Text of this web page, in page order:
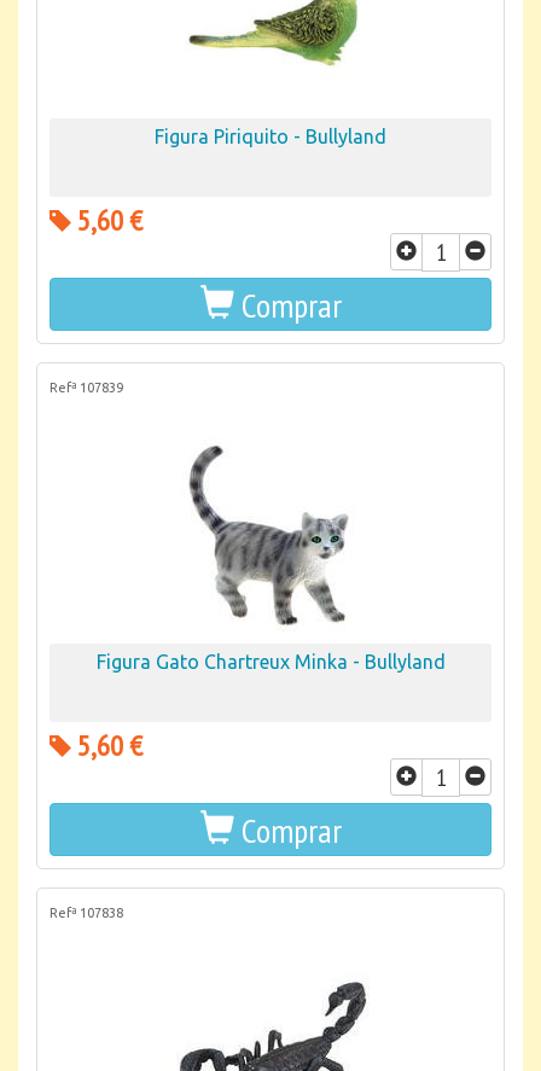
Figura Piriquito - Bullyland
5,60 €
Comprar
Refª 107839
Figura Gato Chartreux Minka - Bullyland
5,60 €
Comprar
Refª 107838